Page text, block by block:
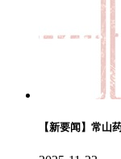
【新要闻】常山